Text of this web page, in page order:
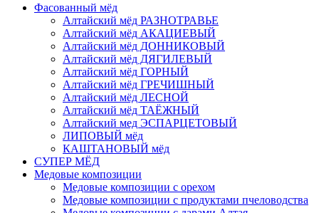
Фасованный мёд
Алтайский мёд РАЗНОТРАВЬЕ
Алтайский мёд АКАЦИЕВЫЙ
Алтайский мёд ДОННИКОВЫЙ
Алтайский мёд ДЯГИЛЕВЫЙ
Алтайский мёд ГОРНЫЙ
Алтайский мёд ГРЕЧИШНЫЙ
Алтайский мёд ЛЕСНОЙ
Алтайский мёд ТАЁЖНЫЙ
Алтайский мед ЭСПАРЦЕТОВЫЙ
ЛИПОВЫЙ мёд
КАШТАНОВЫЙ мёд
СУПЕР МЁД
Медовые композиции
Медовые композиции с орехом
Медовые композиции с продуктами пчеловодства